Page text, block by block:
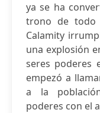
ya se ha
trono de todo
Calamity
una explosión
seres poderes
empezó a
a la
poderes con el